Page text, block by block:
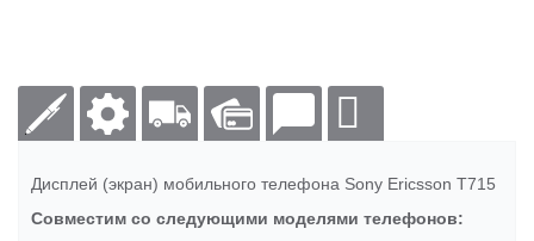
Дисплей (экран) мобильного телефона Sony Ericsson T715
Совместим со следующими моделями телефонов: